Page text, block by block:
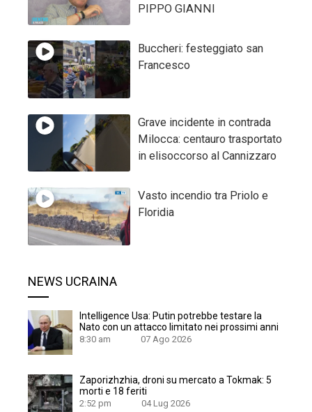
PIPPO GIANNI
Buccheri: festeggiato san
Francesco
Grave incidente in contrada
Milocca: centauro trasportato
in elisoccorso al Cannizzaro
Vasto incendio tra Priolo e
Floridia
NEWS UCRAINA
Intelligence Usa: Putin potrebbe testare la
Nato con un attacco limitato nei prossimi anni
8:30 am 07 Ago 2026
Zaporizhzhia, droni su mercato a Tokmak: 5
morti e 18 feriti
2:52 pm 04 Lug 2026